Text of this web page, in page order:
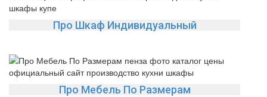
Про Шкаф Индивидуальный
Про Мебель По Размерам